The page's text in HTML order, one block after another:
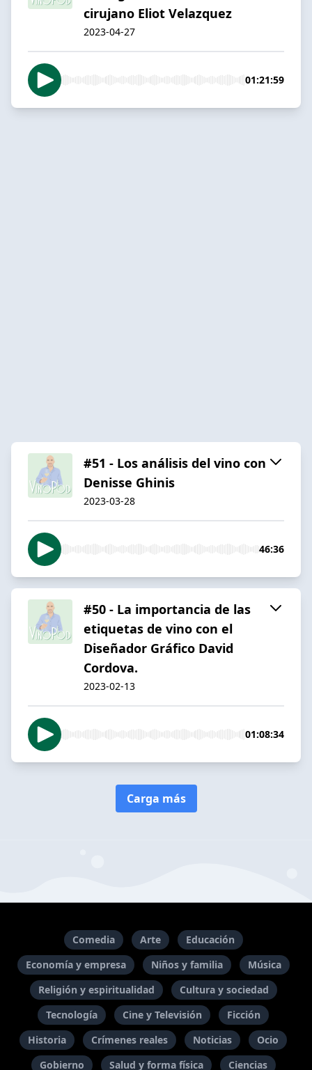
cirujano Eliot Velazquez
2023-04-27
01:21:59
#51 - Los análisis del vino con
Denisse Ghinis
2023-03-28
46:36
#50 - La importancia de las
etiquetas de vino con el
Diseñador Gráfico David
Cordova.
2023-02-13
01:08:34
Carga más
Comedia Arte
Educación
Economía y empresa
Niños y familia
Música
Religión y espiritualidad
Cultura y sociedad
Tecnología
Cine y Televisión
Ficción
Historia
Crímenes reales Noticias
Ocio
Gobierno
Salud y forma física Ciencias